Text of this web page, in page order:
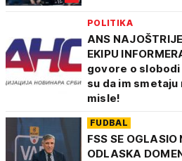
POLITIKA
ANS
EKIPU
govore o
su da im
misle!
FUDBAL
FSS SE
ODLASKA